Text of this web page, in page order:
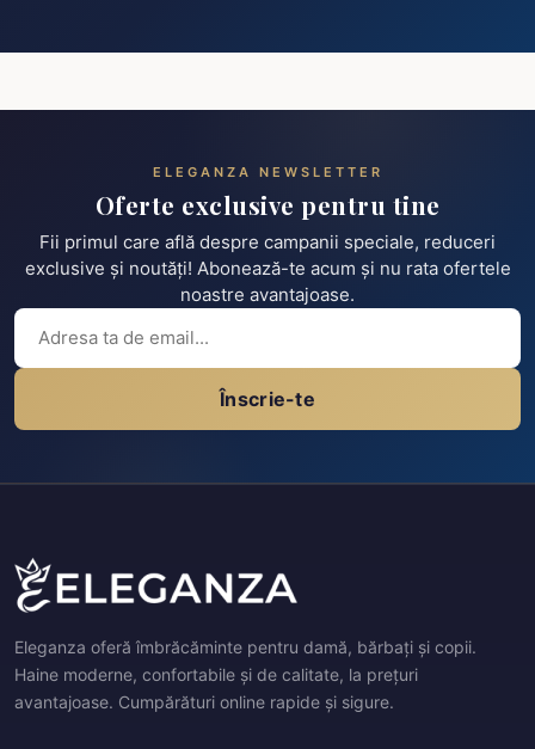
ELEGANZA NEWSLETTER
Oferte exclusive pentru tine
Fii primul care află despre campanii speciale, reduceri
exclusive și noutăți! Abonează-te acum și nu rata ofertele
noastre avantajoase.
Înscrie-te
Eleganza oferă îmbrăcăminte pentru damă, bărbați și copii.
Haine moderne, confortabile și de calitate, la prețuri
avantajoase. Cumpărături online rapide și sigure.